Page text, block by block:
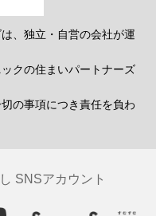
、独立・自営の会社が運
クの住まいパートナーズ
の事項につき責任を負わ
SNSアカウント